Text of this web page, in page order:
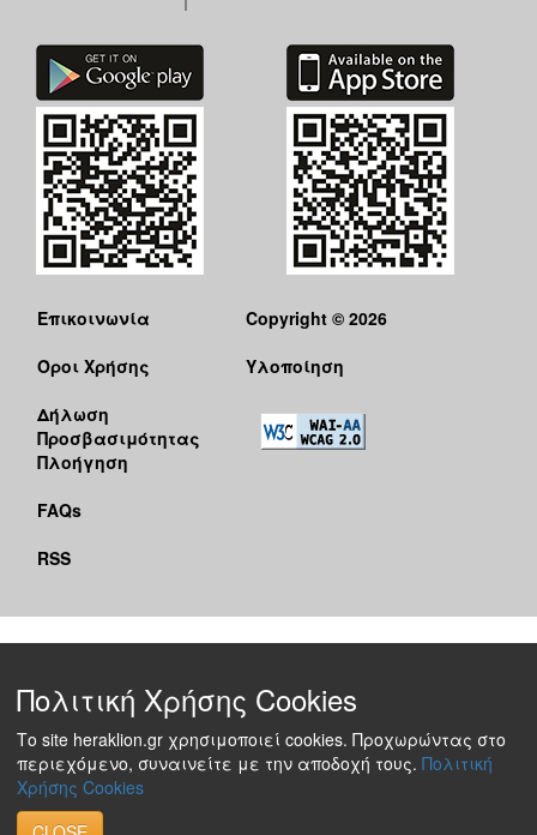
Επικοινωνία
Όροι Χρήσης
Δήλωση
Προσβασιμότητας
Πλοήγηση
FAQs
RSS
Copyright © 2026
Υλοποίηση
Πολιτική Χρήσης Cookies
Το site heraklion.gr χρησιμοποιεί cookies. Προχωρώντας στο
περιεχόμενο, συναινείτε με την αποδοχή τους. Πολιτική
Χρήσης Cookies